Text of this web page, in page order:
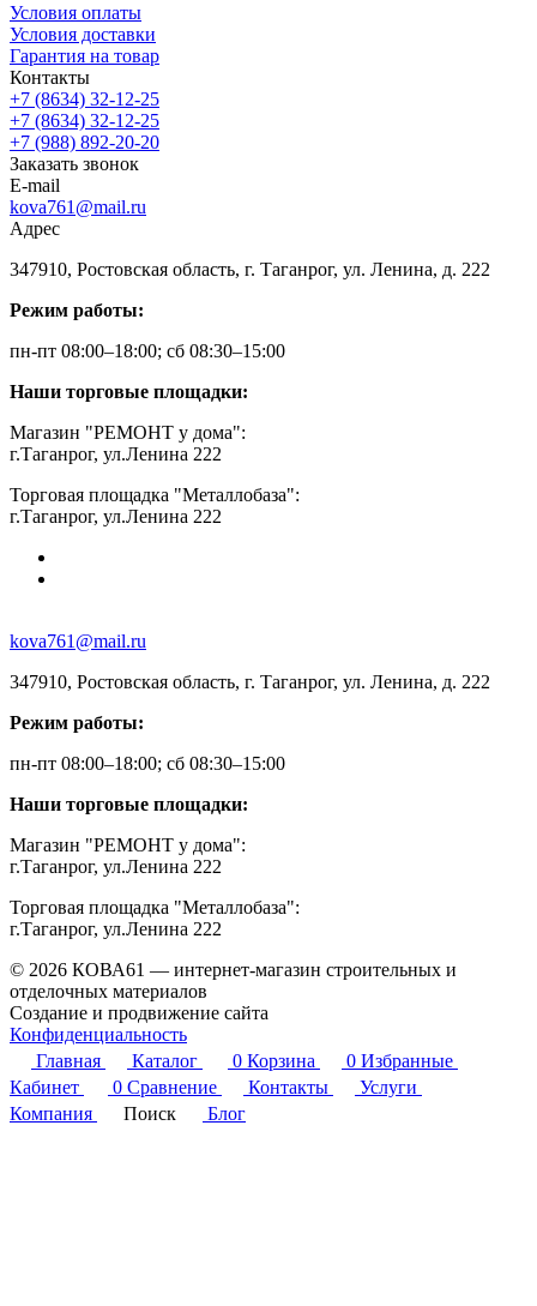
Условия оплаты
Условия доставки
Гарантия на товар
Контакты
+7 (8634) 32-12-25
+7 (8634) 32-12-25
+7 (988) 892-20-20
Заказать звонок
E-mail
kova761@mail.ru
Адрес
347910, Ростовская область, г. Таганрог, ул. Ленина, д. 222
Режим работы:
пн-пт 08:00–18:00; сб 08:30–15:00
Наши торговые площадки:
Магазин "РЕМОНТ у дома":
г.Таганрог, ул.Ленина 222
Торговая площадка "Металлобаза":
г.Таганрог, ул.Ленина 222
kova761@mail.ru
347910, Ростовская область, г. Таганрог, ул. Ленина, д. 222
Режим работы:
пн-пт 08:00–18:00; сб 08:30–15:00
Наши торговые площадки:
Магазин "РЕМОНТ у дома":
г.Таганрог, ул.Ленина 222
Торговая площадка "Металлобаза":
г.Таганрог, ул.Ленина 222
© 2026 КОВА61 — интернет-магазин строительных и
отделочных материалов
Создание и продвижение сайта
Конфиденциальность
Главная
Каталог 0 Корзина 0 Избранные
Кабинет
0 Сравнение Контакты
Услуги
Компания
Поиск Блог